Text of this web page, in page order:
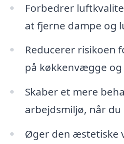
Forbedrer
at fjerne dampe og
Reducerer risikoen
på køkkenvægge og
Skaber et mere
arbejdsmiljø, når du
Øger den æstetiske